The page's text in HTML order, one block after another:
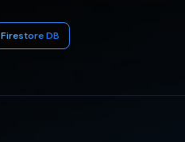
Firestore DB